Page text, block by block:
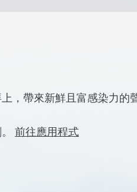
，帶來新鮮且富感染力的
前往應用程式